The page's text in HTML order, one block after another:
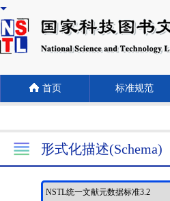
首页 标准规范
形式化描述(Schema)